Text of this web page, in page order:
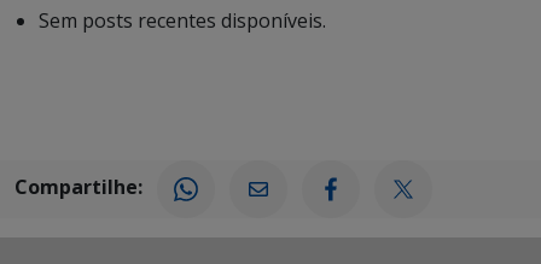
Sem posts recentes disponíveis.
Compartilhe: